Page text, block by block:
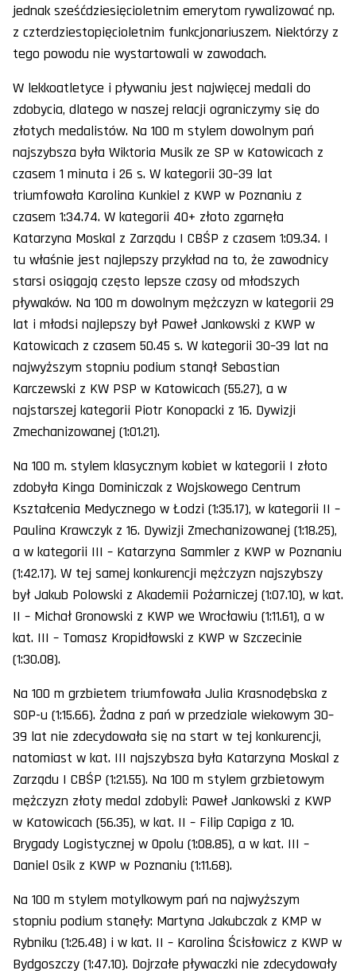
jednak sześćdziesięcioletnim emerytom rywalizować np.
z czterdziestopięcioletnim funkcjonariuszem. Niektórzy z
tego powodu nie wystartowali w zawodach.
W lekkoatletyce i pływaniu jest najwięcej medali do
zdobycia, dlatego w naszej relacji ograniczymy się do
złotych medalistów. Na 100 m stylem dowolnym pań
najszybsza była Wiktoria Musik ze SP w Katowicach z
czasem 1 minuta i 26 s. W kategorii 30–39 lat
triumfowała Karolina Kunkiel z KWP w Poznaniu z
czasem 1:34.74. W kategorii 40+ złoto zgarnęła
Katarzyna Moskal z Zarządu I CBŚP z czasem 1:09.34. I
tu właśnie jest najlepszy przykład na to, że zawodnicy
starsi osiągają często lepsze czasy od młodszych
pływaków. Na 100 m dowolnym mężczyzn w kategorii 29
lat i młodsi najlepszy był Paweł Jankowski z KWP w
Katowicach z czasem 50.45 s. W kategorii 30–39 lat na
najwyższym stopniu podium stanął Sebastian
Karczewski z KW PSP w Katowicach (55.27), a w
najstarszej kategorii Piotr Konopacki z 16. Dywizji
Zmechanizowanej (1:01.21).
Na 100 m. stylem klasycznym kobiet w kategorii I złoto
zdobyła Kinga Dominiczak z Wojskowego Centrum
Kształcenia Medycznego w Łodzi (1:35.17), w kategorii II –
Paulina Krawczyk z 16. Dywizji Zmechanizowanej (1:18.25),
a w kategorii III – Katarzyna Sammler z KWP w Poznaniu
(1:42.17). W tej samej konkurencji mężczyzn najszybszy
był Jakub Polowski z Akademii Pożarniczej (1:07.10), w kat.
II – Michał Gronowski z KWP we Wrocławiu (1:11.61), a w
kat. III – Tomasz Kropidłowski z KWP w Szczecinie
(1:30.08).
Na 100 m grzbietem triumfowała Julia Krasnodębska z
SOP-u (1:15.66). Żadna z pań w przedziale wiekowym 30–
39 lat nie zdecydowała się na start w tej konkurencji,
natomiast w kat. III najszybsza była Katarzyna Moskal z
Zarządu I CBŚP (1:21.55). Na 100 m stylem grzbietowym
mężczyzn złoty medal zdobyli: Paweł Jankowski z KWP
w Katowicach (56.35), w kat. II – Filip Capiga z 10.
Brygady Logistycznej w Opolu (1:08.85), a w kat. III –
Daniel Osik z KWP w Poznaniu (1:11.68).
Na 100 m stylem motylkowym pań na najwyższym
stopniu podium stanęły: Martyna Jakubczak z KMP w
Rybniku (1:26.48) i w kat. II – Karolina Ścisłowicz z KWP w
Bydgoszczy (1:47.10). Dojrzałe pływaczki nie zdecydowały